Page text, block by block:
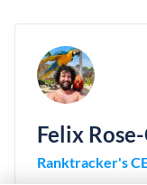
Felix
Ranktracker's